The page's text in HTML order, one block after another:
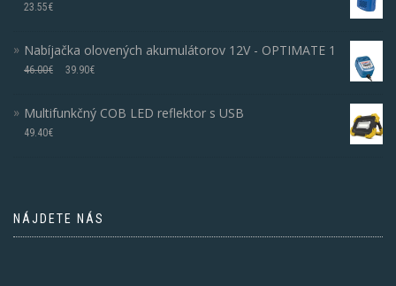
23.55€
Nabíjačka olovených akumulátorov 12V - OPTIMATE 1
46.00€ 39.90€
Multifunkčný COB LED reflektor s USB
49.40€
NÁJDETE NÁS